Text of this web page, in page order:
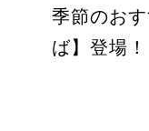
季節のお
ば】登場！